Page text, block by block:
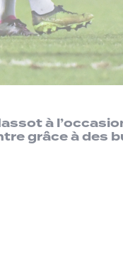
à
grâce à des